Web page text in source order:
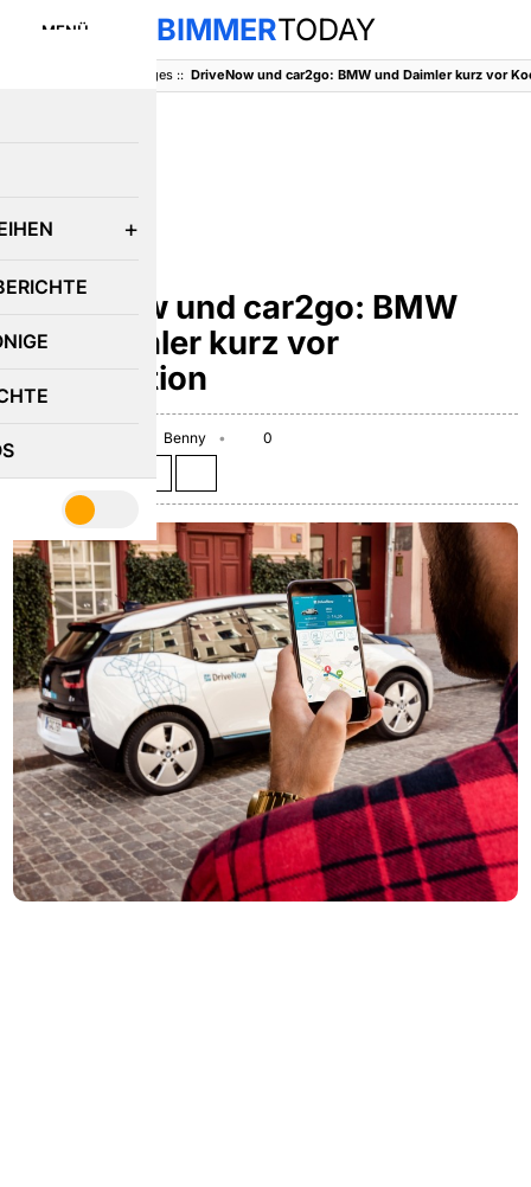
MENÜ BIMMERTODAY
Sonstiges::
DriveNow und car2go: BMW
und Daimler kurz vor
Kooperation
Benny
0